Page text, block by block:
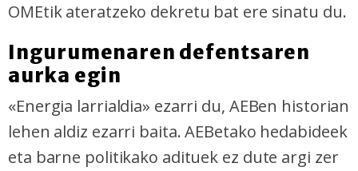
OMEtik ateratzeko dekretu bat ere sinatu du.
Ingurumenaren defentsaren
aurka egin
«Energia larrialdia» ezarri du, AEBen historian
lehen aldiz ezarri baita. AEBetako hedabideek
eta barne politikako adituek ez dute argi zer